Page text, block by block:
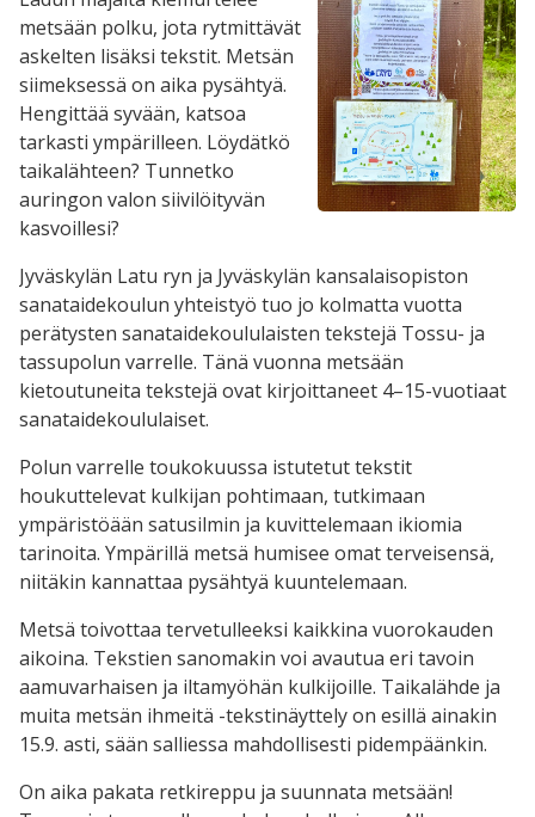
metsään polku, jota rytmittävät
askelten lisäksi tekstit. Metsän
siimeksessä on aika pysähtyä.
Hengittää syvään, katsoa
tarkasti ympärilleen. Löydätkö
taikalähteen? Tunnetko
auringon valon siivilöityvän
kasvoillesi?
Jyväskylän Latu ryn ja Jyväskylän kansalaisopiston
sanataidekoulun yhteistyö tuo jo kolmatta vuotta
perätysten sanataidekoululaisten tekstejä Tossu- ja
tassupolun varrelle. Tänä vuonna metsään
kietoutuneita tekstejä ovat kirjoittaneet 4–15-vuotiaat
sanataidekoululaiset.
Polun varrelle toukokuussa istutetut tekstit
houkuttelevat kulkijan pohtimaan, tutkimaan
ympäristöään satusilmin ja kuvittelemaan ikiomia
tarinoita. Ympärillä metsä humisee omat terveisensä,
niitäkin kannattaa pysähtyä kuuntelemaan.
Metsä toivottaa tervetulleeksi kaikkina vuorokauden
aikoina. Tekstien sanomakin voi avautua eri tavoin
aamuvarhaisen ja iltamyöhän kulkijoille. Taikalähde ja
muita metsän ihmeitä -tekstinäyttely on esillä ainakin
15.9. asti, sään salliessa mahdollisesti pidempäänkin.
On aika pakata retkireppu ja suunnata metsään!